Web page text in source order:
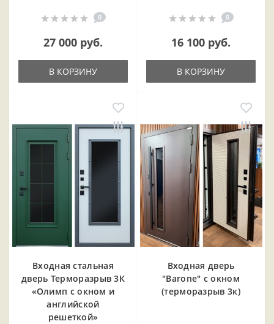
0
27 000 руб.
В КОРЗИНУ
0
16 100 руб.
В КОРЗИНУ
Входная cтальная
дверь Терморазрыв 3К
«Олимп с окном и
английской
решеткой»
Входная дверь
"Barone" с окном
(терморазрыв 3к)